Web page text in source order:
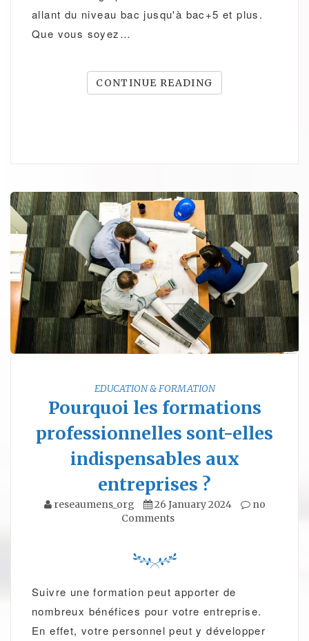
allant du niveau bac jusqu'à bac+5 et plus.
Que vous soyez…
CONTINUE READING
EDUCATION & FORMATION
Pourquoi les formations
professionnelles sont-elles
indispensables aux
entreprises ?
reseaumens_org 26 January 2024
no
Comments
Suivre une formation peut apporter de
nombreux bénéfices pour votre entreprise.
En effet, votre personnel peut y développer